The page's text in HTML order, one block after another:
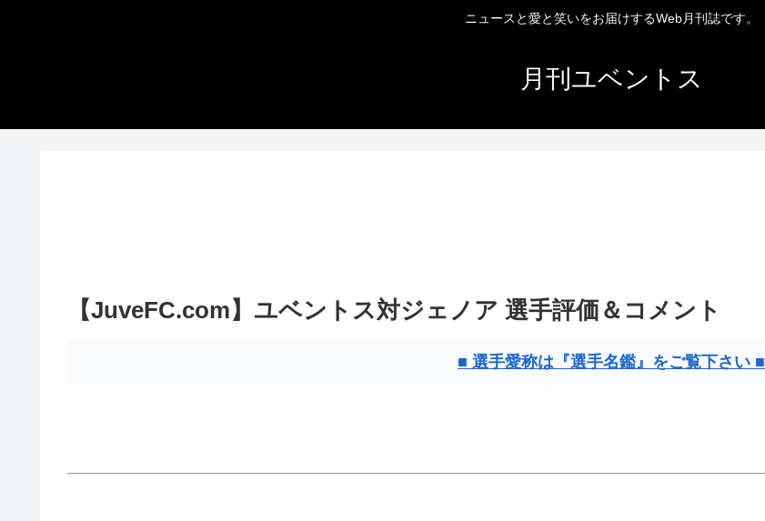
ニュースと愛と笑いをお届けするWeb月刊誌です。
月刊ユベントス
【JuveFC.com】ユベントス対ジェノア 選手評価＆コメント
■ 選手愛称は『選手名鑑』をご覧下さい ■